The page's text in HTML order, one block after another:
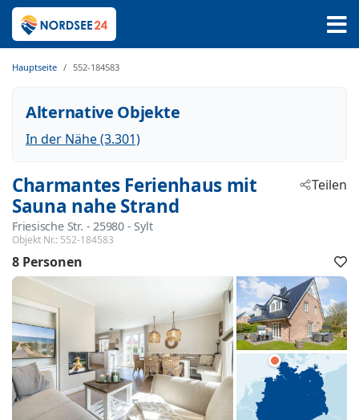
Hauptseite 552-184583
Alternative Objekte
In der Nähe (3.301)
Charmantes Ferienhaus mit
Sauna nahe Strand
Friesische Str. - 25980 - Sylt
Objekt Nr.: 552-184583
Teilen
8 Personen